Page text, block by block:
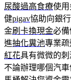
尿酸過高食療使
健pigav協助向銀
金刷卡換現金必備
進抽化糞池專業
紅花具有微微的
不論辦理哪個汽